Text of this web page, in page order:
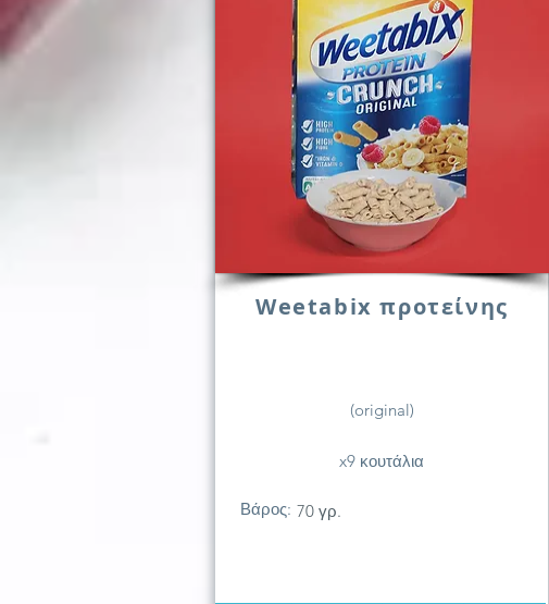
Weetabix προτείνης
(original)
x9 κουτάλια
Βάρος: 70 γρ.